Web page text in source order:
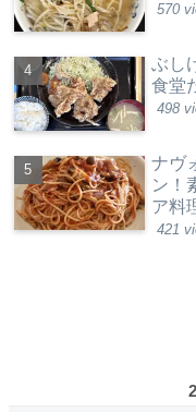
570
ぶし
食堂
498
ナヴ
ン！
ア料
421